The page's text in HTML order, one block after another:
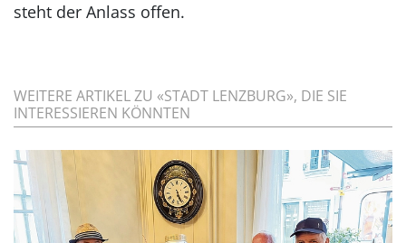
steht der Anlass offen.
WEITERE ARTIKEL ZU «STADT LENZBURG», DIE SIE
INTERESSIEREN KÖNNTEN